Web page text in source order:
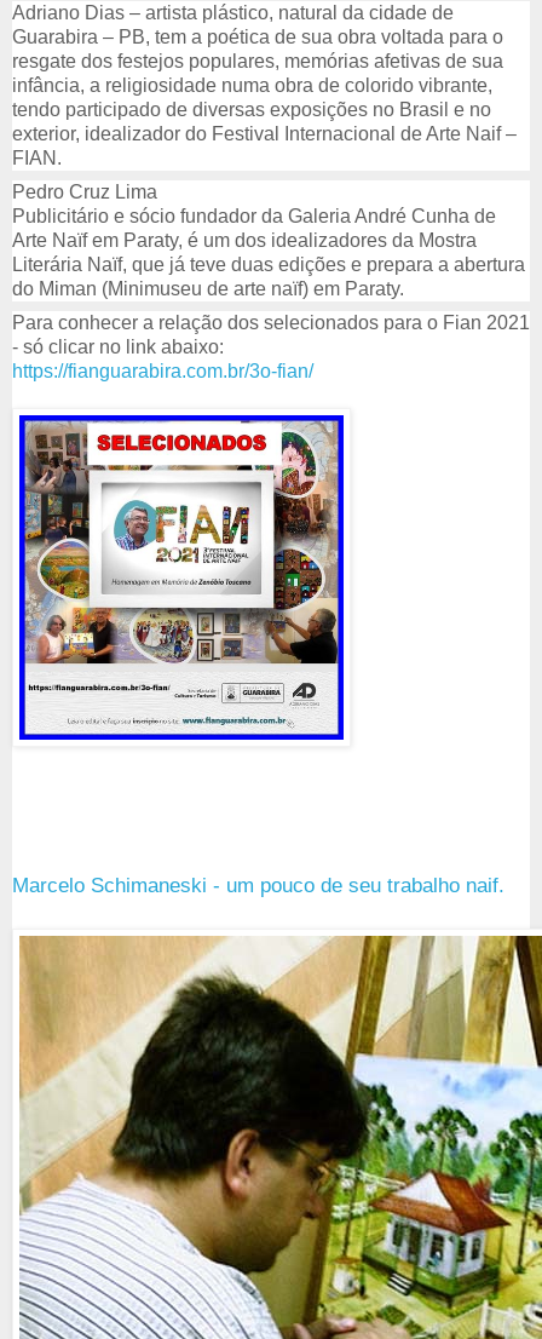
Adriano Dias – artista plástico, natural da cidade de
Guarabira – PB, tem a poética de sua obra voltada para o
resgate dos festejos populares, memórias afetivas de sua
infância, a religiosidade numa obra de colorido vibrante,
tendo participado de diversas exposições no Brasil e no
exterior, idealizador do Festival Internacional de Arte Naif –
FIAN.
Pedro Cruz Lima
Publicitário e sócio fundador da Galeria André Cunha de
Arte Naïf em Paraty, é um dos idealizadores da Mostra
Literária Naïf, que já teve duas edições e prepara a abertura
do Miman (Minimuseu de arte naïf) em Paraty.
Para conhecer a relação dos selecionados para o Fian 2021
- só clicar no link abaixo:
https://fianguarabira.com.br/3o-fian/
Marcelo Schimaneski - um pouco de seu trabalho naif.